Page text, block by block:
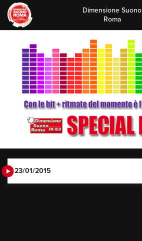
content
Dimensione Suono
Roma
23/01/2015